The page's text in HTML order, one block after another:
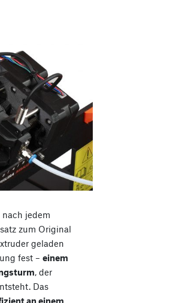
nach jedem
zum Original
geladen
fest – einem
, der
Das
an einem